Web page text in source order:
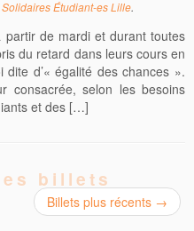
Solidaires Étudiant-es Lille.
partir de mardi et durant toutes
du retard dans leurs cours en
d’« égalité des chances ».
consacrée, selon les besoins
et des […]
billets
Billets plus récents →